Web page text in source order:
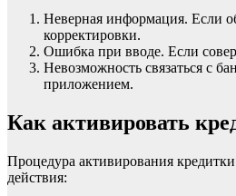
Неверная информация. Если
корректировки.
Ошибка при вводе. Если
Невозможность связаться с
приложением.
Как активировать
Процедура активирования
действия: